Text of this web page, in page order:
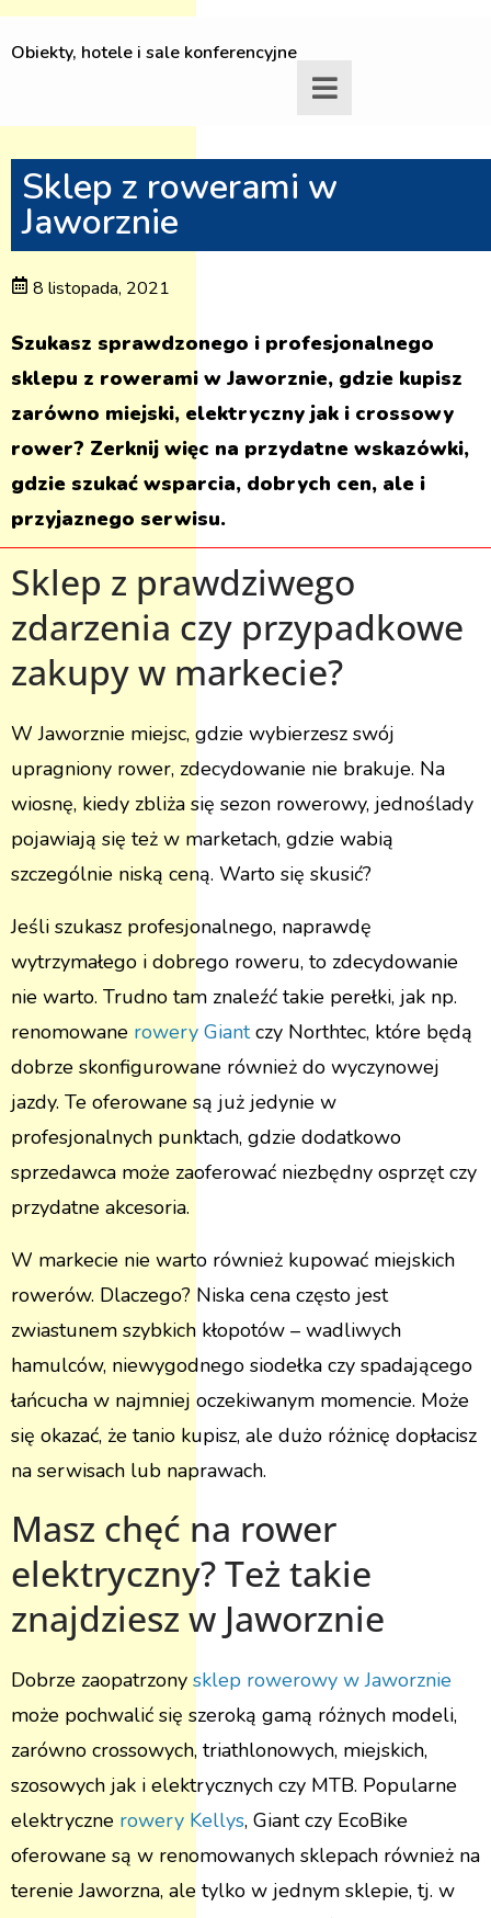
Obiekty, hotele i sale konferencyjne
Sklep z rowerami w
Jaworznie
8 listopada, 2021
Szukasz sprawdzonego i profesjonalnego
sklepu z rowerami w Jaworznie, gdzie kupisz
zarówno miejski, elektryczny jak i crossowy
rower? Zerknij więc na przydatne wskazówki,
gdzie szukać wsparcia, dobrych cen, ale i
przyjaznego serwisu.
Sklep z prawdziwego
zdarzenia czy przypadkowe
zakupy w markecie?
W Jaworznie miejsc, gdzie wybierzesz swój
upragniony rower, zdecydowanie nie brakuje. Na
wiosnę, kiedy zbliża się sezon rowerowy, jednoślady
pojawiają się też w marketach, gdzie wabią
szczególnie niską ceną. Warto się skusić?
Jeśli szukasz profesjonalnego, naprawdę
wytrzymałego i dobrego roweru, to zdecydowanie
nie warto. Trudno tam znaleźć takie perełki, jak np.
renomowane rowery Giantczy Northtec, które będą
dobrze skonfigurowane również do wyczynowej
jazdy. Te oferowane są już jedynie w
profesjonalnych punktach, gdzie dodatkowo
sprzedawca może zaoferować niezbędny osprzęt czy
przydatne akcesoria.
W markecie nie warto również kupować miejskich
rowerów. Dlaczego? Niska cena często jest
zwiastunem szybkich kłopotów – wadliwych
hamulców, niewygodnego siodełka czy spadającego
łańcucha w najmniej oczekiwanym momencie. Może
się okazać, że tanio kupisz, ale dużo różnicę dopłacisz
na serwisach lub naprawach.
Masz chęć na rower
elektryczny? Też takie
znajdziesz w Jaworznie
Dobrze zaopatrzony sklep rowerowy w Jaworznie
może pochwalić się szeroką gamą różnych modeli,
zarówno crossowych, triathlonowych, miejskich,
szosowych jak i elektrycznych czy MTB. Popularne
elektryczne rowery Kellys, Giant czy EcoBike
oferowane są w renomowanych sklepach również na
terenie Jaworzna, ale tylko w jednym sklepie, tj. w